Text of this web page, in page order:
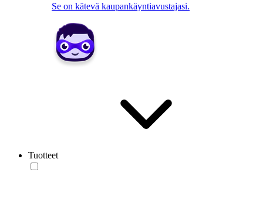
Se on kätevä kaupankäyntiavustajasi.
Tuotteet